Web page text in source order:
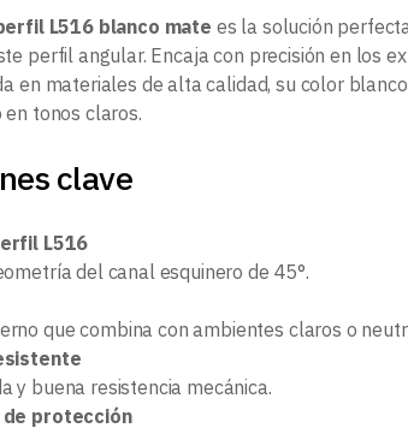
L516 blanco mate es la solución
perfil angular. Encaja con precisión en los
en materiales de alta calidad, su color
tonos claros.
clave
L516
del canal esquinero de 45°.
que combina con ambientes claros o
y buena resistencia mecánica.
protección